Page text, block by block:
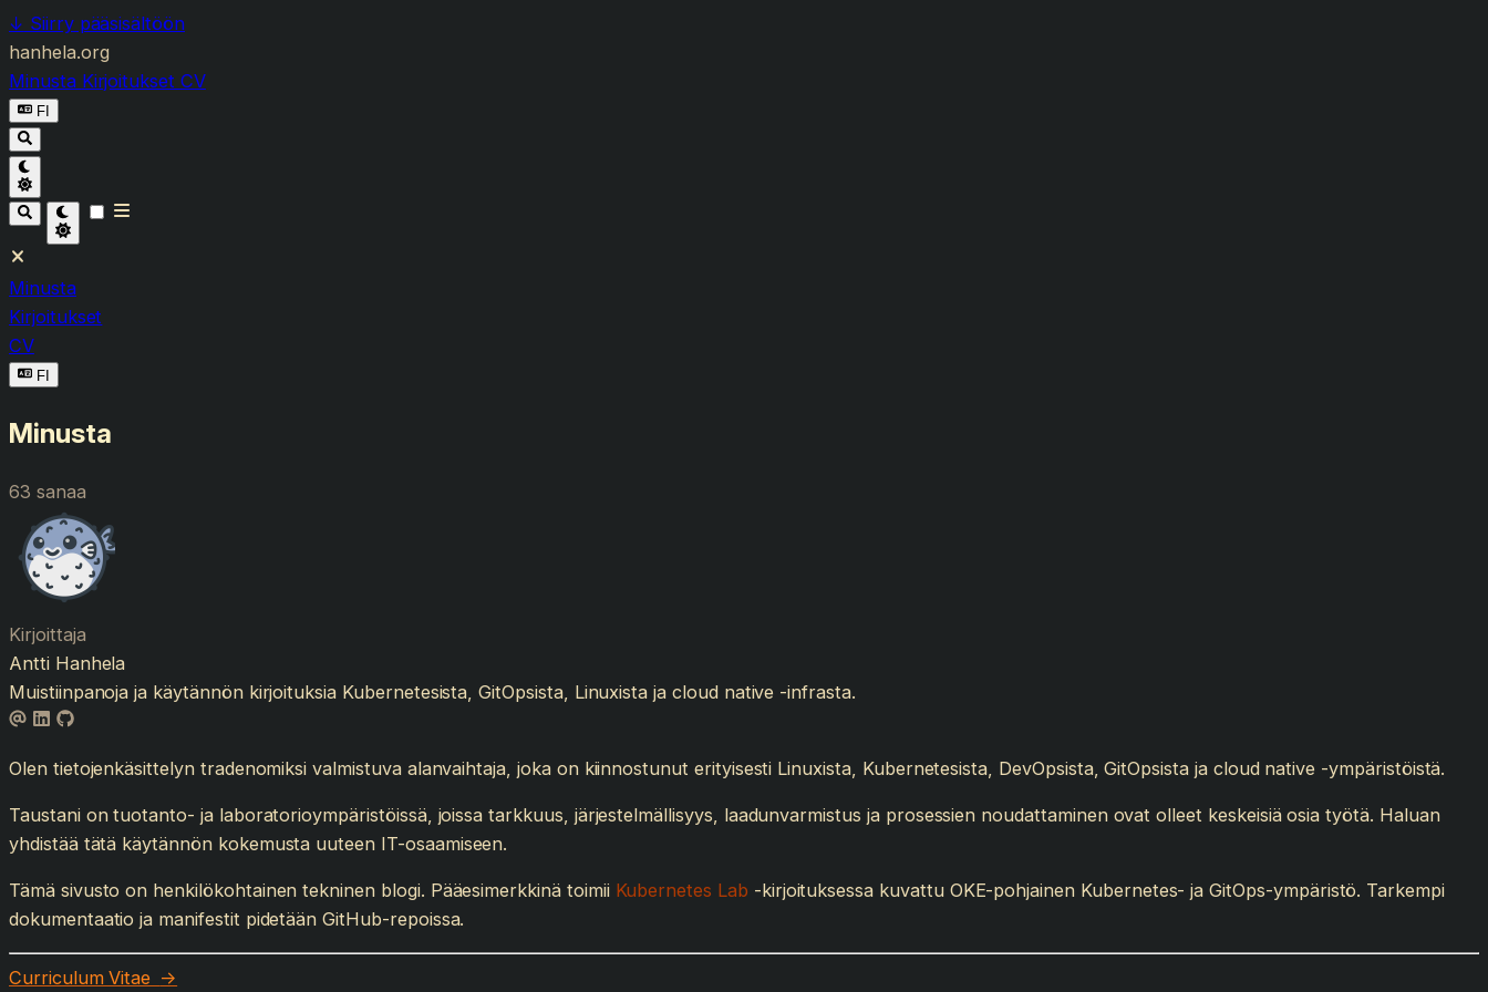
↓ Siirry pääsisältöön
hanhela.org
Minusta Kirjoitukset CV
FI
Minusta
Kirjoitukset
CV
FI
Minusta
63 sanaa
Kirjoittaja
Antti Hanhela
Muistiinpanoja ja käytännön kirjoituksia Kubernetesista, GitOpsista, Linuxista ja cloud native -infrasta.
Olen tietojenkäsittelyn tradenomiksi valmistuva alanvaihtaja, joka on kiinnostunut erityisesti Linuxista, Kubernetesista, DevOpsista, GitOpsista ja cloud native -ympäristöistä.
Taustani on tuotanto- ja laboratorioympäristöissä, joissa tarkkuus, järjestelmällisyys, laadunvarmistus ja prosessien noudattaminen ovat olleet keskeisiä osia työtä. Haluan
yhdistää tätä käytännön kokemusta uuteen IT-osaamiseen.
Tämä sivusto on henkilökohtainen tekninen blogi. Pääesimerkkinä toimii Kubernetes Lab -kirjoituksessa kuvattu OKE-pohjainen Kubernetes- ja GitOps-ympäristö. Tarkempi
dokumentaatio ja manifestit pidetään GitHub-repoissa.
Curriculum Vitae →